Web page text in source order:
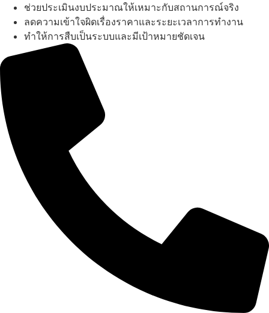
ช่วยประเมินงบประมาณให้เหมาะกับสถานการณ์จริง
ลดความเข้าใจผิดเรื่องราคาและระยะเวลาการทำงาน
ทำให้การสืบเป็นระบบและมีเป้าหมายชัดเจน